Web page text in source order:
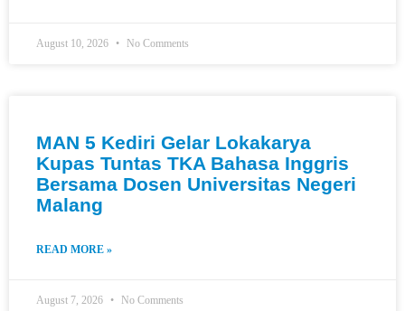
August 10, 2026 No Comments
MAN 5 Kediri Gelar Lokakarya
Kupas Tuntas TKA Bahasa Inggris
Bersama Dosen Universitas Negeri
Malang
READ MORE »
August 7, 2026 No Comments